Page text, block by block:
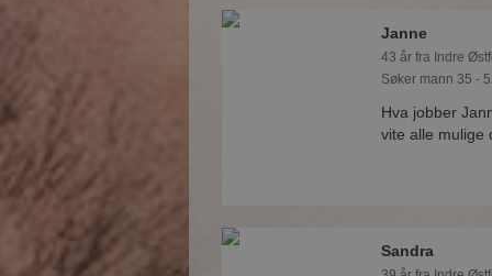
Janne
43 år fra Indre
Søker mann 35 -
Hva jobber
vite alle mulige
Sandra